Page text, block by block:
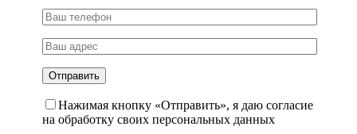
Нажимая кнопку «Отправить», я даю согласие
на обработку своих персональных данных